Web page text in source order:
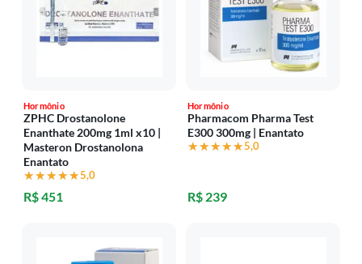
Hormônio
ZPHC Drostanolone
Enanthate 200mg 1ml x10 |
Masteron Drostanolona
Enantato
★★★★★
★★★★★5,0
R$ 451
Hormônio
Pharmacom Pharma Test
E300 300mg | Enantato
★★★★★
★★★★★5,0
R$ 239